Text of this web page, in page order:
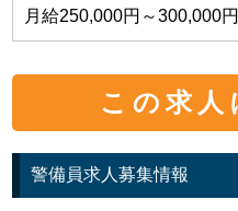
月給250,000円～300,000円
この求人
警備員求人募集情報